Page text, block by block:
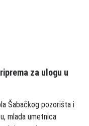
za ulogu u
Šabačkog pozorišta i
mlada umetnica